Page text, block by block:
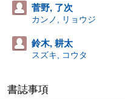
菅野, 了次
カンノ, リョウジ
鈴木, 耕太
スズキ, コウタ
書誌事項